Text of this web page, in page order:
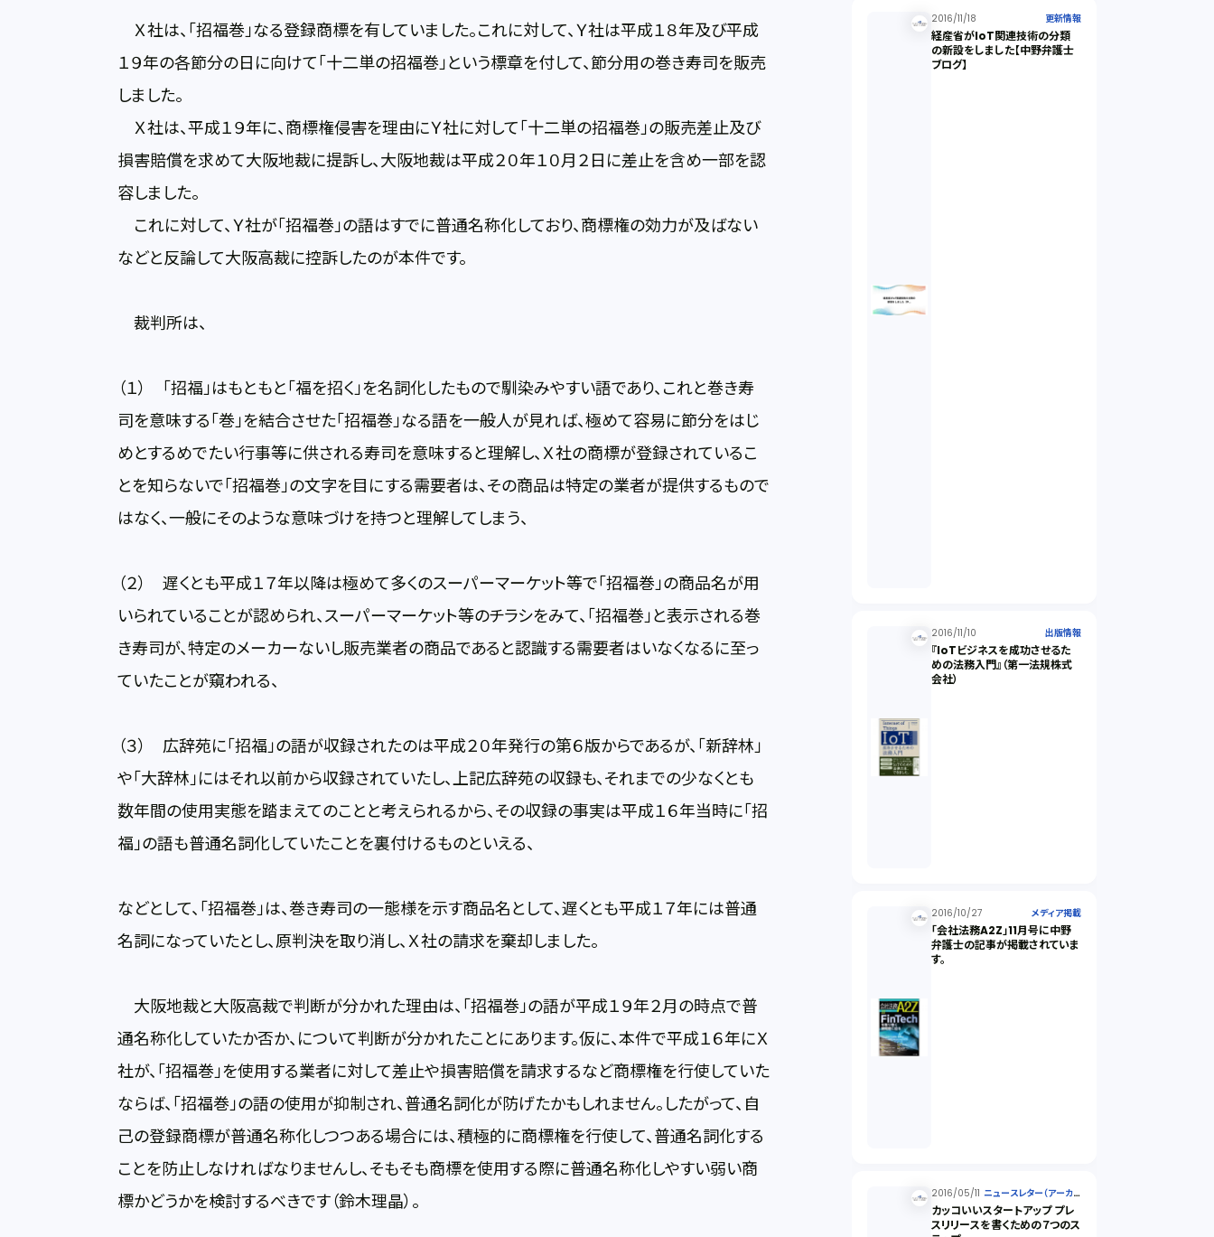
Ｘ社は、「招福巻」なる登録商標を有していました。これに対して、Ｙ社は平成１８年及び平成
１９年の各節分の日に向けて「十二単の招福巻」という標章を付して、節分用の巻き寿司を販売
しました。
Ｘ社は、平成１９年に、商標権侵害を理由にＹ社に対して「十二単の招福巻」の販売差止及び
損害賠償を求めて大阪地裁に提訴し、大阪地裁は平成２０年１０月２日に差止を含め一部を認
容しました。
これに対して、Ｙ社が「招福巻」の語はすでに普通名称化しており、商標権の効力が及ばない
などと反論して大阪高裁に控訴したのが本件です。
裁判所は、
（１） 「招福」はもともと「福を招く」を名詞化したもので馴染みやすい語であり、これと巻き寿
司を意味する「巻」を結合させた「招福巻」なる語を一般人が見れば、極めて容易に節分をはじ
めとするめでたい行事等に供される寿司を意味すると理解し、Ｘ社の商標が登録されているこ
とを知らないで「招福巻」の文字を目にする需要者は、その商品は特定の業者が提供するもので
はなく、一般にそのような意味づけを持つと理解してしまう、
（２） 遅くとも平成１７年以降は極めて多くのスーパーマーケット等で「招福巻」の商品名が用
いられていることが認められ、スーパーマーケット等のチラシをみて、「招福巻」と表示される巻
き寿司が、特定のメーカーないし販売業者の商品であると認識する需要者はいなくなるに至っ
ていたことが窺われる、
（３） 広辞苑に「招福」の語が収録されたのは平成２０年発行の第６版からであるが、「新辞林」
や「大辞林」にはそれ以前から収録されていたし、上記広辞苑の収録も、それまでの少なくとも
数年間の使用実態を踏まえてのことと考えられるから、その収録の事実は平成１６年当時に「招
福」の語も普通名詞化していたことを裏付けるものといえる、
などとして、「招福巻」は、巻き寿司の一態様を示す商品名として、遅くとも平成１７年には普通
名詞になっていたとし、原判決を取り消し、Ｘ社の請求を棄却しました。
大阪地裁と大阪高裁で判断が分かれた理由は、「招福巻」の語が平成１９年２月の時点で普
通名称化していたか否か、について判断が分かれたことにあります。仮に、本件で平成１６年にＸ
社が、「招福巻」を使用する業者に対して差止や損害賠償を請求するなど商標権を行使していた
ならば、「招福巻」の語の使用が抑制され、普通名詞化が防げたかもしれません。したがって、自
己の登録商標が普通名称化しつつある場合には、積極的に商標権を行使して、普通名詞化する
ことを防止しなければなりませんし、そもそも商標を使用する際に普通名称化しやすい弱い商
標かどうかを検討するべきです（鈴木理晶）。
2016/11/18 更新情報
経産省がIoT関連技術の分類
の新設をしました【中野弁護士
ブログ】
2016/11/10 出版情報
『IoTビジネスを成功させるた
めの法務入門』（第一法規株式
会社）
2016/10/27 メディア掲載
「会社法務A2Z」11月号に中野
弁護士の記事が掲載されていま
す。
2016/05/11 ニュースレター（アーカイ
ブ）
カッコいいスタートアップ プレ
スリリースを書くための７つのス